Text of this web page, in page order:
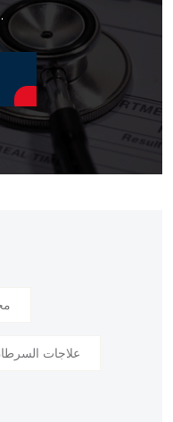
على الفور.
علاجات